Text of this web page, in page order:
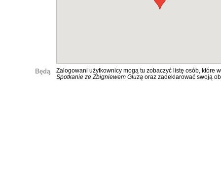
Będą
Zalogowani użytkownicy mogą tu zobaczyć listę osób, które
Spotkanie ze Zbigniewem Gluzą oraz zadeklarować swoją